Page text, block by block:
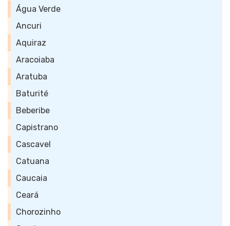
Água Verde
Ancuri
Aquiraz
Aracoiaba
Aratuba
Baturité
Beberibe
Capistrano
Cascavel
Catuana
Caucaia
Ceará
Chorozinho